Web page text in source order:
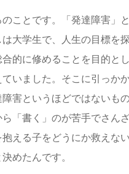
ことです。「発達障害」
大学生で、人生の目標を
的に修めることを目的と
いました。そこに引っか
害というほどではないも
「書く」のが苦手でさん
える子をどうにか救えな
めたんです。